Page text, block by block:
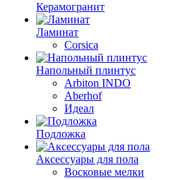
Керамогранит
Ламинат
Corsica
Напольный плинтус
Arbiton INDO
Aberhof
Идеал
Подложка
Аксессуары для пола
Восковые мелки